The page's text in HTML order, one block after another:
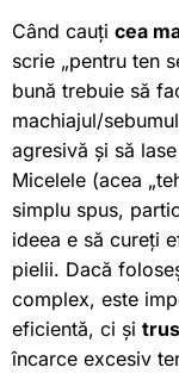
Când cauți cea
scrie „pentru ten
bună trebuie să
machiajul/
agresivă și să
Micelele (acea
simplu spus,
ideea e să cureți
pielii. Dacă
complex, este
eficientă, ci și
încarce excesiv